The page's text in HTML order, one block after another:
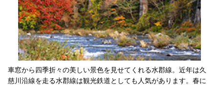
車窓から四季折々の美しい景色を見せてくれる水郡線。近年は久
慈川沿線を走る水郡線は観光鉄道としても人気があります。春に